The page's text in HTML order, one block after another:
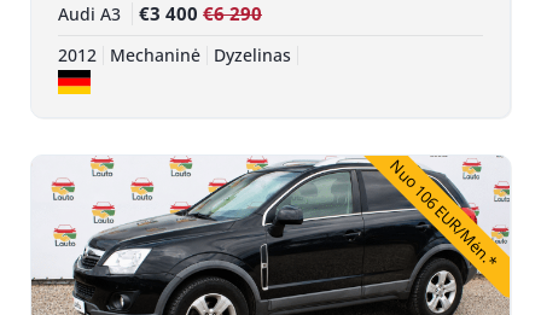
Audi A3 €3 400 €6 290
2012 Mechaninė Dyzelinas
Nuo 106 EUR/Mėn.*